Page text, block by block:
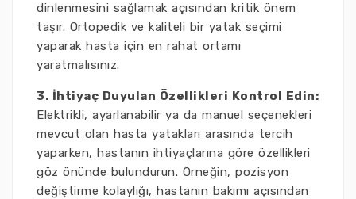
dinlenmesini sağlamak açısından kritik önem
taşır. Ortopedik ve kaliteli bir yatak seçimi
yaparak hasta için en rahat ortamı
yaratmalısınız.
3. İhtiyaç Duyulan Özellikleri Kontrol Edin:
Elektrikli, ayarlanabilir ya da manuel seçenekleri
mevcut olan hasta yatakları arasında tercih
yaparken, hastanın ihtiyaçlarına göre özellikleri
göz önünde bulundurun. Örneğin, pozisyon
değiştirme kolaylığı, hastanın bakımı açısından